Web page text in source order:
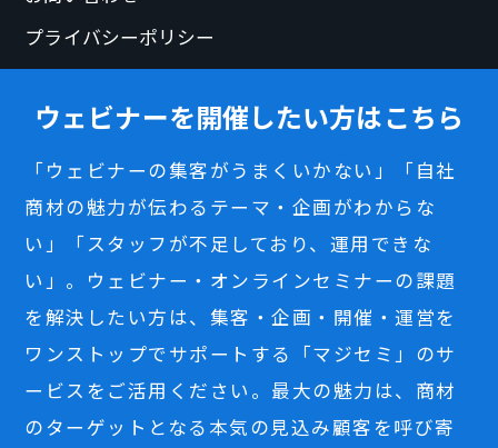
プライバシーポリシー
ウェビナーを開催したい方はこちら
「ウェビナーの集客がうまくいかない」「自社
商材の魅力が伝わるテーマ・企画がわからな
い」「スタッフが不足しており、運用できな
い」。ウェビナー・オンラインセミナーの課題
を解決したい方は、集客・企画・開催・運営を
ワンストップでサポートする「マジセミ」のサ
ービスをご活用ください。最大の魅力は、商材
のターゲットとなる本気の見込み顧客を呼び寄